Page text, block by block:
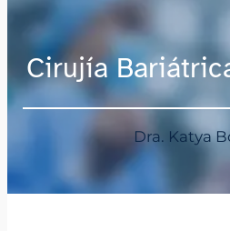
Cirujía
Dra. Katya